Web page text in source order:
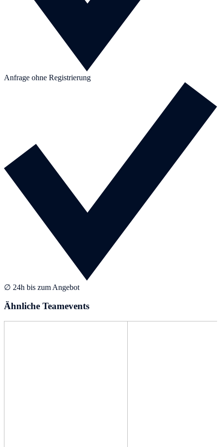
Anfrage ohne Registrierung
∅ 24h bis zum Angebot
Ähnliche Teamevents